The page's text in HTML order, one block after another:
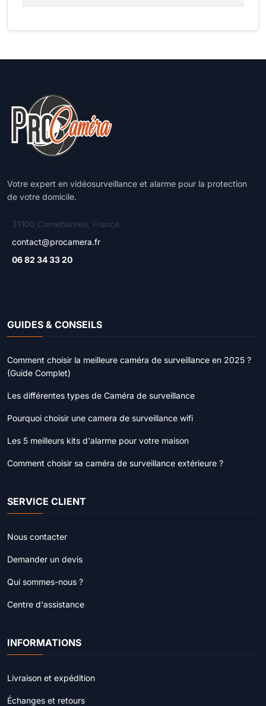
Votre expert en vidéosurveillance et alarme pour la protection
de votre domicile.
31100 Cornebarrieu, France
contact@procamera.fr
06 82 34 33 20
GUIDES & CONSEILS
Comment choisir la meilleure caméra de surveillance en 2025 ?
(Guide Complet)
Les différentes types de Caméra de surveillance
Pourquoi choisir une camera de surveillance wifi
Les 5 meilleurs kits d'alarme pour votre maison
Comment choisir sa caméra de surveillance extérieure ?
SERVICE CLIENT
Nous contacter
Demander un devis
Qui sommes-nous ?
Centre d'assistance
INFORMATIONS
Livraison et expédition
Échanges et retours